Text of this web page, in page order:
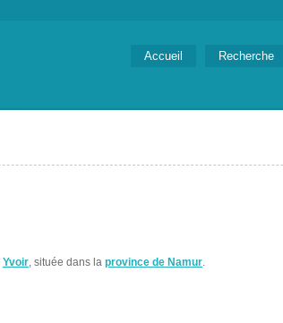
Accueil Recherche
Yvoir, située dans la province de Namur.